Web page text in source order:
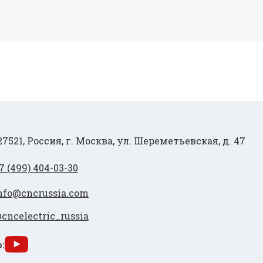
Россия, г. Москва, ул. Шереметьевская, д. 47
(499) 404-03-30